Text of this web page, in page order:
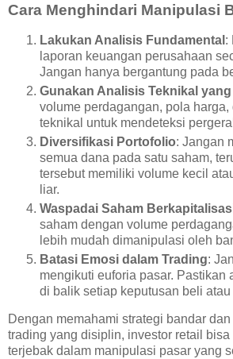
Cara Menghindari Manipulasi
Lakukan Analisis Fundamental :
laporan keuangan perusahaan
Jangan hanya bergantung pada
Gunakan Analisis Teknikal yang
volume perdagangan, pola harga,
teknikal untuk mendeteksi
Diversifikasi Portofolio: Jangan
semua dana pada satu saham,
tersebut memiliki volume kecil
liar.
Waspadai Saham
saham dengan volume
lebih mudah dimanipulasi oleh
Batasi Emosi dalam Trading:
mengikuti euforia pasar. Pastikan
di balik setiap keputusan beli atau
Dengan memahami strategi bandar
trading yang disiplin, investor retail
terjebak dalam manipulasi pasar yang